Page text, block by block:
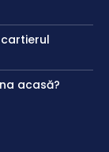
acasă?